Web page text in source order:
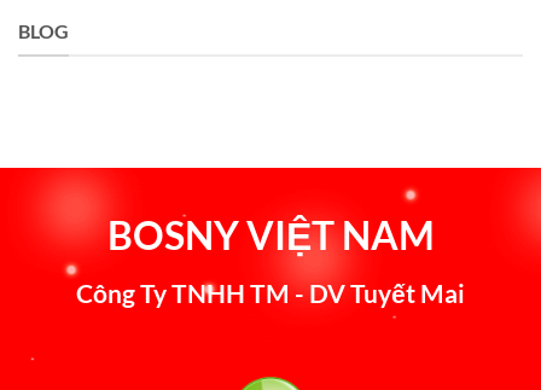
BLOG
BOSNY VIỆT NAM
Công Ty TNHH TM - DV Tuyết Mai